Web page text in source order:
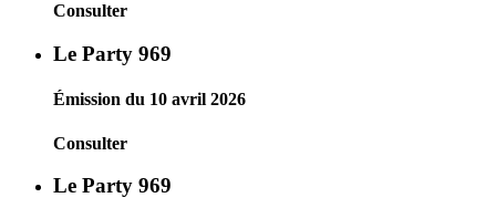
Consulter
Le Party 969
Émission du 10 avril 2026
Consulter
Le Party 969